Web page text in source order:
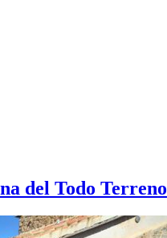
del Todo Terreno